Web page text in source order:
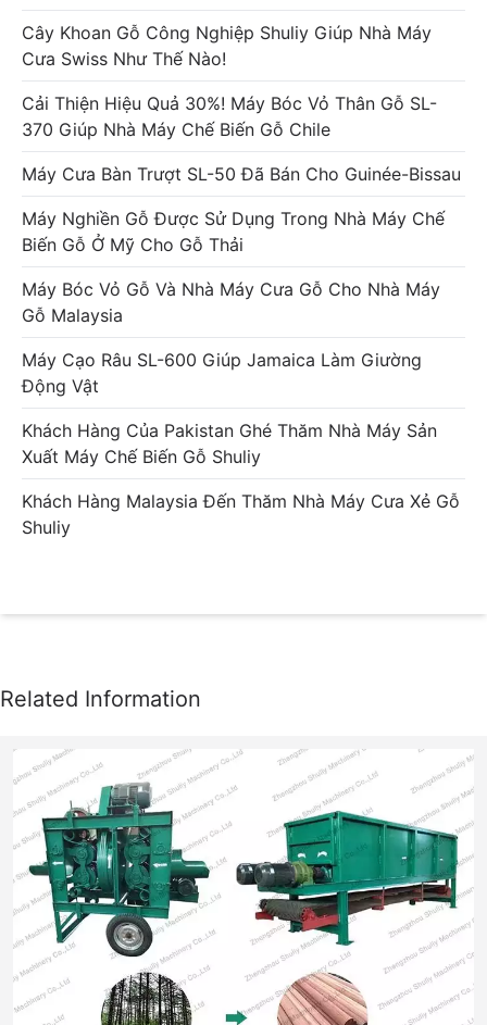
Cây Khoan Gỗ Công Nghiệp Shuliy Giúp Nhà Máy
Cưa Swiss Như Thế Nào!
Cải Thiện Hiệu Quả 30%! Máy Bóc Vỏ Thân Gỗ SL-
370 Giúp Nhà Máy Chế Biến Gỗ Chile
Máy Cưa Bàn Trượt SL-50 Đã Bán Cho Guinée-Bissau
Máy Nghiền Gỗ Được Sử Dụng Trong Nhà Máy Chế
Biến Gỗ Ở Mỹ Cho Gỗ Thải
Máy Bóc Vỏ Gỗ Và Nhà Máy Cưa Gỗ Cho Nhà Máy
Gỗ Malaysia
Máy Cạo Râu SL-600 Giúp Jamaica Làm Giường
Động Vật
Khách Hàng Của Pakistan Ghé Thăm Nhà Máy Sản
Xuất Máy Chế Biến Gỗ Shuliy
Khách Hàng Malaysia Đến Thăm Nhà Máy Cưa Xẻ Gỗ
Shuliy